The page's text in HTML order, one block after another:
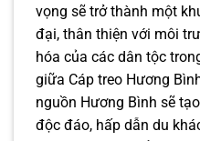
vọng sẽ trở thành một
đại, thân thiện với môi
hóa của các dân tộc
giữa Cáp treo Hương
nguồn Hương Bình sẽ
độc đáo, hấp dẫn du